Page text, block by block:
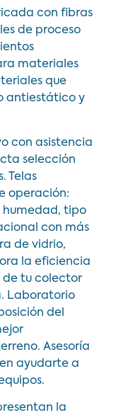
con fibras
de proceso
materiales
que
antiestático y
con asistencia
selección
Telas
operación:
humedad, tipo
con más
de vidrio,
la eficiencia
tu colector
Laboratorio
del
Asesoría
ayudarte a
la